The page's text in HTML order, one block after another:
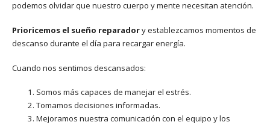
podemos olvidar que nuestro cuerpo y mente necesitan atención.
Prioricemos el sueño reparadory establezcamos momentos de
descanso durante el día para recargar energía.
Cuando nos sentimos descansados:
Somos más capaces de manejar el estrés.
Tomamos decisiones informadas.
Mejoramos nuestra comunicación con el equipo y los